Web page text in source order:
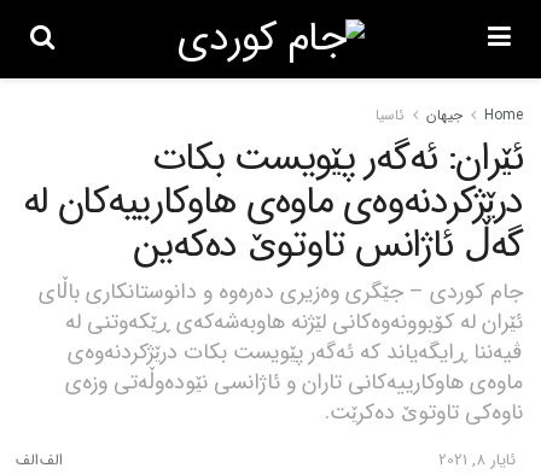
Home جیهان ئاسیا
ئێران: ئەگەر پێویست بکات
درێژکردنەوەی ماوەی هاوکارییەکان لە
گەڵ ئاژانس تاوتوێ دەکەین
جام کوردی – جێگری وەزیری دەرەوە و دانوستانکاری باڵای
ئێران لە کۆبوونەوەکانی لێژنە هاوبەشەکەی ڕێکەوتنی لە
ڤیەننا ڕایگەیاند کە ئەگەر پێویست بکات درێژکردنەوەی
ماوەی هاوکارییەکانی تاران و ئاژانسی نێودەوڵەتی وزەی
ناوەکی تاوتوێ دەکرێت.
ئایار 8, 2021